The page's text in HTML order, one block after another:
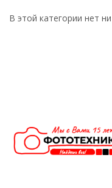
В этой категории нет